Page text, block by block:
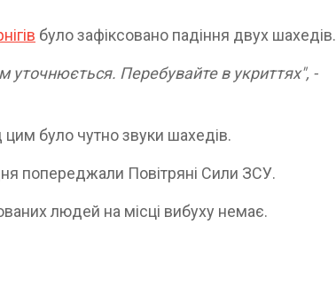
було зафіксовано падіння двух шахедів.
уточнюється. Перебувайте в укриттях", -
було чутно звуки шахедів.
попереджали Повітряні Сили ЗСУ.
людей на місці вибуху немає.